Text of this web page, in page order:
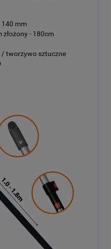
140 mm
złożony - 180cm
/ tworzywo sztuczne